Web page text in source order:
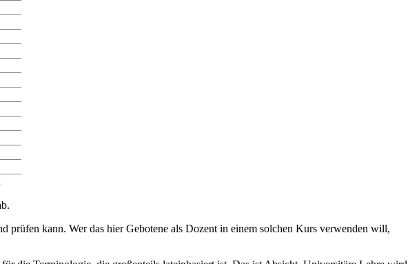
kann. Wer das hier Gebotene als Dozent in einem solchen Kurs verwenden will,